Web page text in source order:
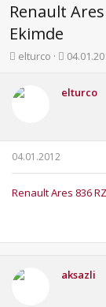
Renault
Ekimde
K
b
u
b
l
a
elturco
B
l
g
a
h
elturco
04.01.2012
Renault Ares 836
aksazli